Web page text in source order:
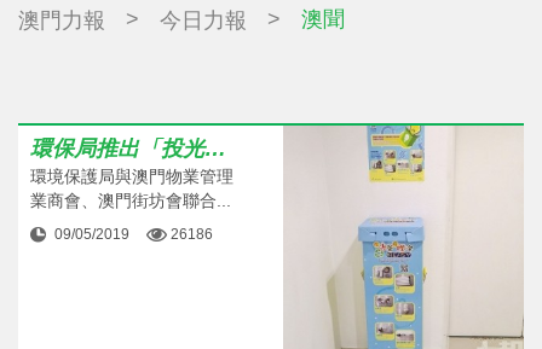
澳門力報 > 今日力報 > 澳聞
環保局推出「投光管投燈泡好Easy 」活動
環境保護局與澳門物業管理
業商會、澳門街坊會聯合...
09/05/2019 26186